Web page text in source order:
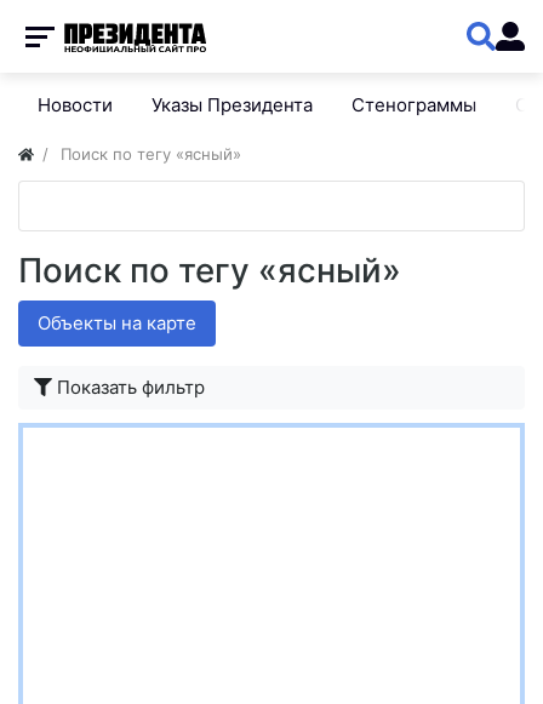
Новости Указы Президента Стенограммы
Поиск по тегу «ясный»
Поиск по тегу «ясный»
Объекты на карте
Показать фильтр